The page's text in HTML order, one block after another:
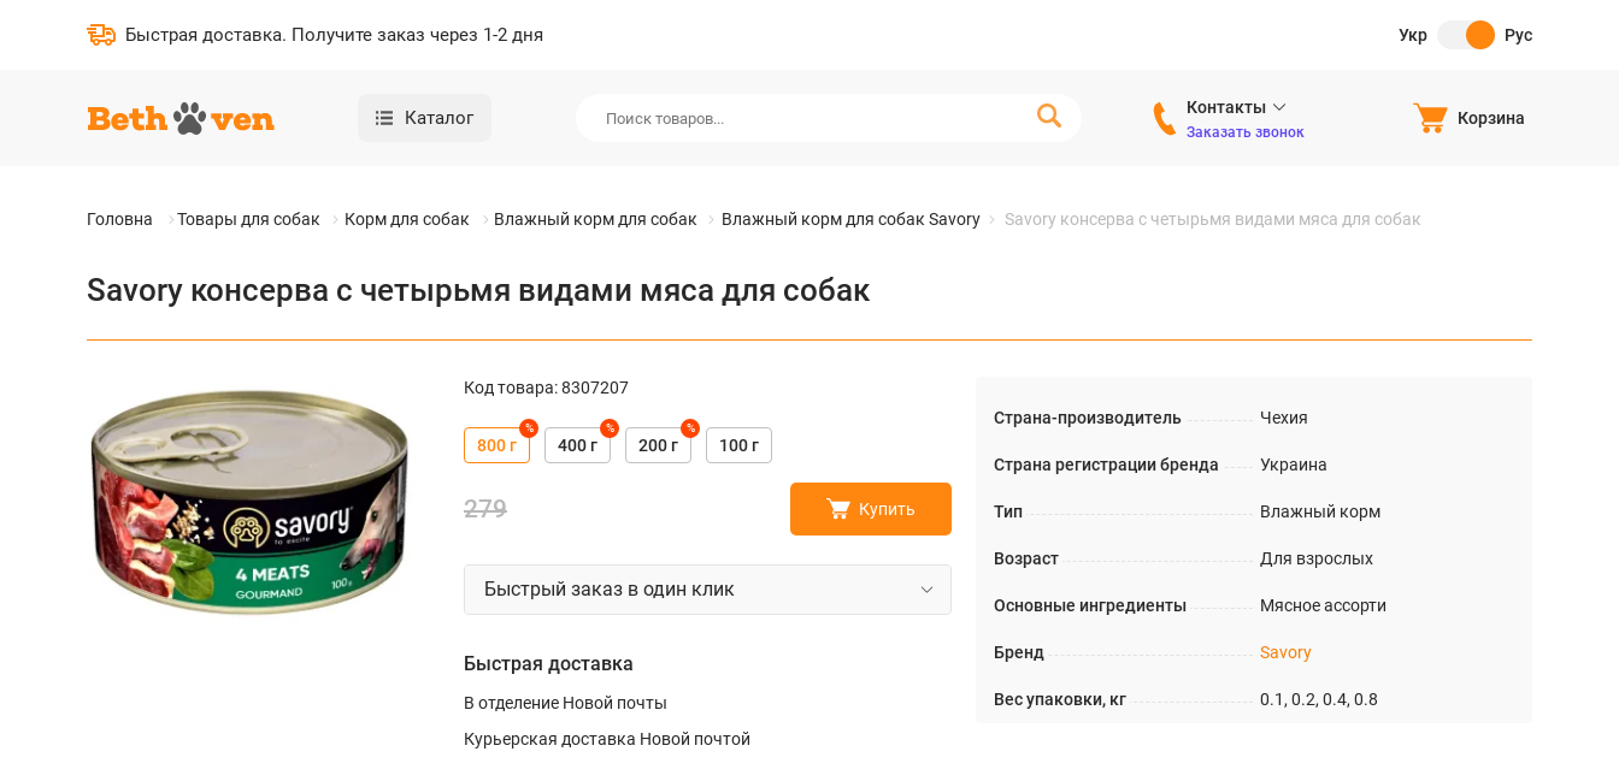
Быстрая доставка. Получите заказ через 1-2 дня Укр Рус
Каталог
Контакты
Заказать звонок
Корзина
Головна Товары для собак Корм для собак Влажный корм для собак Влажный корм для собак Savory Savory консерва с четырьмя видами мяса для собак
Savory консерва с четырьмя видами мяса для собак
Код товара:8307207
800 г
%
400 г
%
200 г
%
100 г
279 Купить
Быстрый заказ в один клик
Быстрая доставка
В отделение Новой почты
Курьерская доставка Новой почтой
Страна-производитель Чехия
Страна регистрации бренда Украина
Тип Влажный корм
Возраст Для взрослых
Основные ингредиенты Мясное ассорти
Бренд Savory
Вес упаковки, кг 0.1, 0.2, 0.4, 0.8